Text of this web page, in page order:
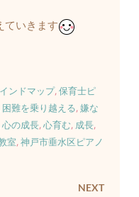
ていきます
ンドマップ, 保育士ピ
困難を乗り越える, 嫌な
心の成長, 心育む, 成長,
室, 神戸市垂水区ピアノ
NEXT